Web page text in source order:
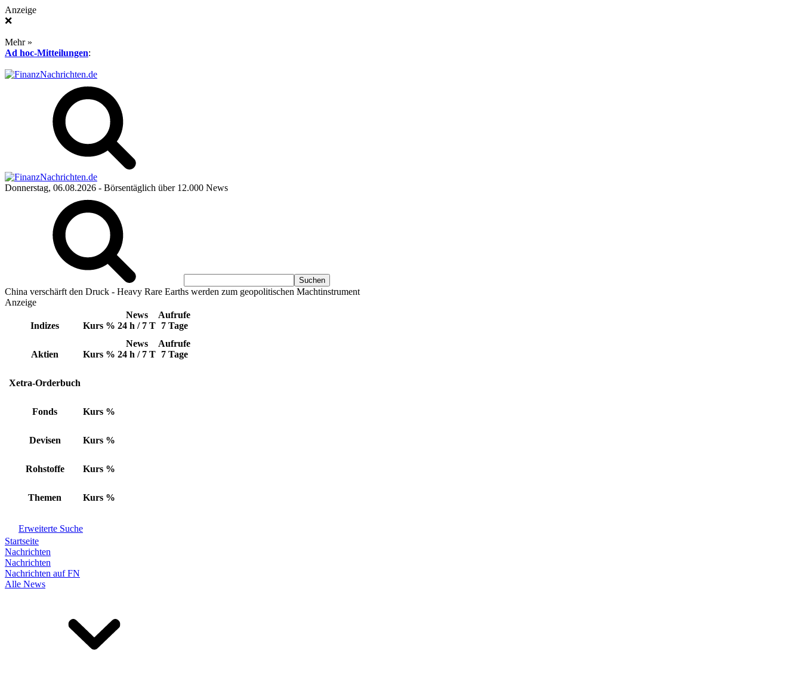
Anzeige
❌
Mehr »
Ad hoc-Mitteilungen:
Donnerstag, 06.08.2026 - Börsentäglich über 12.000 News
China verschärft den Druck - Heavy Rare Earths werden zum geopolitischen Machtinstrument
Anzeige
Indizes Kurs %
News
24 h / 7 T
Aufrufe
7 Tage
Aktien Kurs %
News
24 h / 7 T
Aufrufe
7 Tage
Xetra-Orderbuch
Fonds Kurs %
Devisen Kurs %
Rohstoffe Kurs %
Themen Kurs %
Erweiterte Suche
Startseite
Nachrichten
Nachrichten
Nachrichten auf FN
Alle News